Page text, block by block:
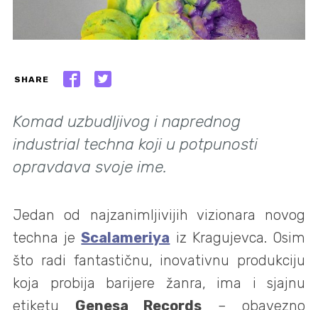
SHARE
Komad uzbudljivog i naprednog
industrial techna koji u potpunosti
opravdava svoje ime.
Jedan od najzanimljivijih vizionara novog
techna jeScalameriya iz Kragujevca. Osim
što radi fantastičnu, inovativnu produkciju
koja probija barijere žanra, ima i sjajnu
etiketu Genesa Records – obavezno